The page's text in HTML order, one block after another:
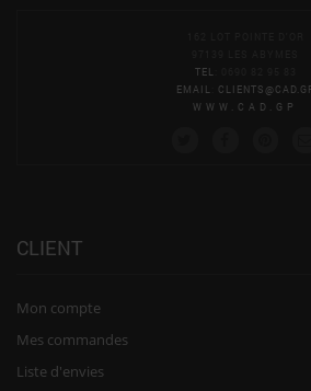
TEL
EMAIL
WWW.CAD.GP
CLIENT
Mon compte
Mes commandes
Liste d'envies